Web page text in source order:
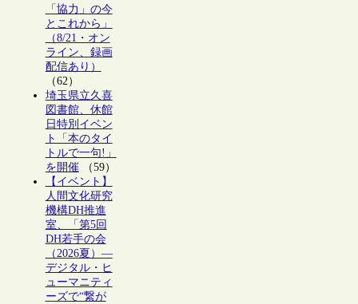
「協力」の今
とこれから」
（8/21・オン
ライン、録画
配信あり）
（62）
埼玉県立久喜
図書館、休館
日特別イベン
ト「本のタイ
トルで一句!」
を開催（59）
【イベント】
人間文化研究
機構DH推進
室、「第5回
DH若手の会
（2026夏）―
デジタル・ヒ
ューマニティ
ーズで“繋が